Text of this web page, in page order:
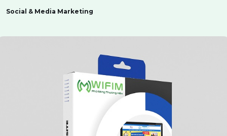
Social & Media Marketing